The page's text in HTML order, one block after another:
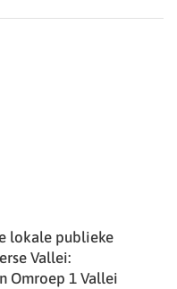
lokale publieke
Vallei:
Omroep 1 Vallei